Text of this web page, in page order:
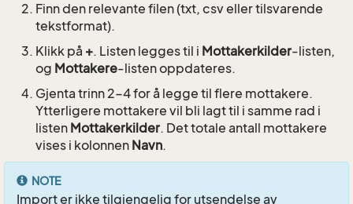
Finn den relevante filen (txt, csv eller tilsvarende
tekstformat).
Klikk på +. Listen legges til i Mottakerkilder-listen,
og Mottakere-listen oppdateres.
Gjenta trinn 2-4 for å legge til flere mottakere.
Ytterligere mottakere vil bli lagt til i samme rad i
listen Mottakerkilder. Det totale antall mottakere
vises i kolonnen Navn.
NOTE
Import er ikke tilgjengelig for utsendelse av